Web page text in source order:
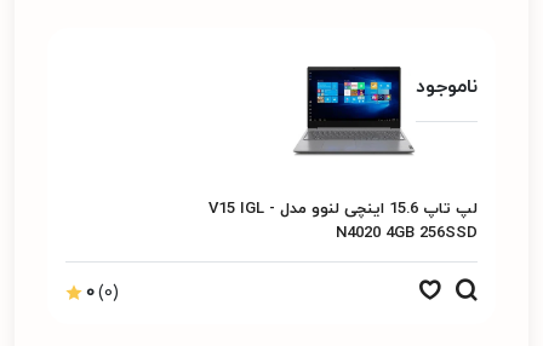
ناموجود
لپ تاپ 15.6 اینچی لنوو مدل V15 IGL -
N4020 4GB 256SSD
0(0)